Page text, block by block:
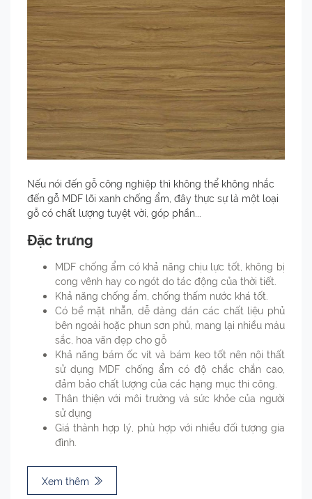
Nếu nói đến gỗ công nghiệp thì không thể không nhắc
đến gỗ MDF lõi xanh chống ẩm, đây thực sự là một loại
gỗ có chất lượng tuyệt vời, góp phần...
Đặc trưng
MDF chống ẩm có khả năng chịu lực tốt, không bị
cong vênh hay co ngót do tác động của thời tiết.
Khả năng chống ẩm, chống thấm nước khá tốt.
Có bề mặt nhẵn, dễ dàng dán các chất liệu phủ
bên ngoài hoặc phun sơn phủ, mang lại nhiều màu
sắc, hoa văn đẹp cho gỗ
Khả năng bám ốc vít và bám keo tốt nên nội thất
sử dụng MDF chống ẩm có độ chắc chắn cao,
đảm bảo chất lượng của các hạng mục thi công.
Thân thiện với môi trường và sức khỏe của người
sử dụng
Giá thành hợp lý, phù hợp với nhiều đối tượng gia
đình.
Xem thêm